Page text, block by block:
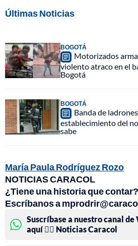
Últimas Noticias
BOGOTÁ
Motorizados
violento atraco en el
Bogotá
BOGOTÁ
Banda de
establecimiento del
sabe
María Paula Rodríguez Rozo
NOTICIAS CARACOL
¿Tiene una historia que contar?
Escríbanos a
Suscríbase a nuestro canal
aquí 👉🏻 Noticias Caracol